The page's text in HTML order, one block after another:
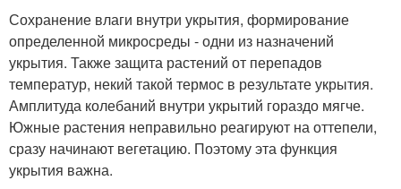
Сохранение влаги внутри укрытия, формирование
определенной микросреды - одни из назначений
укрытия. Также защита растений от перепадов
температур, некий такой термос в результате укрытия.
Амплитуда колебаний внутри укрытий гораздо мягче.
Южные растения неправильно реагируют на оттепели,
сразу начинают вегетацию. Поэтому эта функция
укрытия важна.